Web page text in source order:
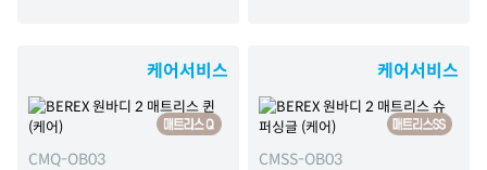
케어서비스
CMQ-OB03
케어서비스
CMSS-OB03